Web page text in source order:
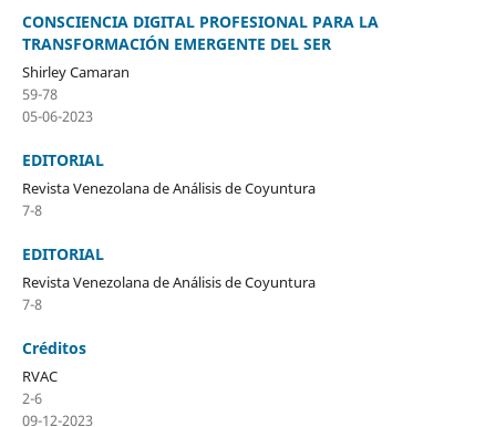
CONSCIENCIA DIGITAL PROFESIONAL PARA LA
TRANSFORMACIÓN EMERGENTE DEL SER
Shirley Camaran
59-78
05-06-2023
EDITORIAL
Revista Venezolana de Análisis de Coyuntura
7-8
EDITORIAL
Revista Venezolana de Análisis de Coyuntura
7-8
Créditos
RVAC
2-6
09-12-2023